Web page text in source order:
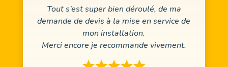
Tout s’est super bien déroulé, de ma
demande de devis à la mise en service de
mon installation.
Merci encore je recommande vivement.